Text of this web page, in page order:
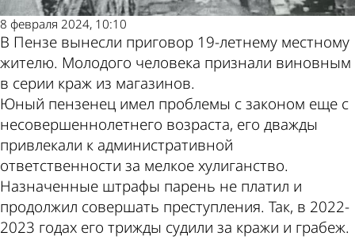
8 февраля 2024, 10:10
В Пензе вынесли приговор 19-летнему местному
жителю. Молодого человека признали виновным
в серии краж из магазинов.
Юный пензенец имел проблемы с законом еще с
несовершеннолетнего возраста, его дважды
привлекали к административной
ответственности за мелкое хулиганство.
Назначенные штрафы парень не платил и
продолжил совершать преступления. Так, в 2022-
2023 годах его трижды судили за кражи и грабеж.